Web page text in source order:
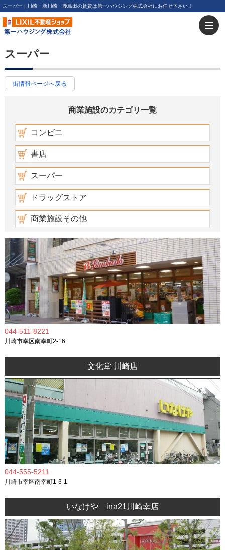
スーパー | 川崎・新川崎・鹿島田の賃貸は第一ハウジング株式会社にお任せ下さい！
スーパー
街情報ページへ戻る
商業施設のカテゴリ一覧
コンビニ
書店
スーパー
ドラッグストア
商業施設その他
044-511-8221
川崎市幸区南幸町2-16
文化堂 川崎店
044-555-5211
川崎市幸区南幸町1-3-1
いなげや ina21川崎幸店